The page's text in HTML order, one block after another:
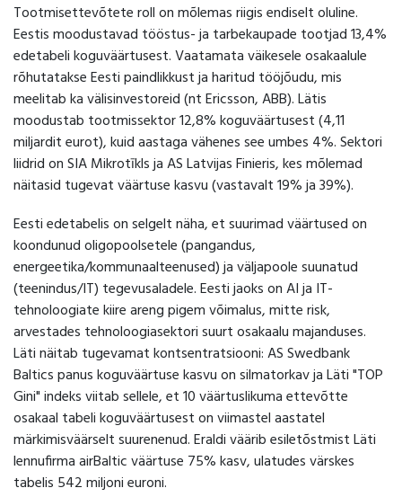
Tootmisettevõtete roll on mõlemas riigis endiselt oluline.
Eestis moodustavad tööstus- ja tarbekaupade tootjad 13,4%
edetabeli koguväärtusest. Vaatamata väikesele osakaalule
rõhutatakse Eesti paindlikkust ja haritud tööjõudu, mis
meelitab ka välisinvestoreid (nt Ericsson, ABB). Lätis
moodustab tootmissektor 12,8% koguväärtusest (4,11
miljardit eurot), kuid aastaga vähenes see umbes 4%. Sektori
liidrid on SIA Mikrotīkls ja AS Latvijas Finieris, kes mõlemad
näitasid tugevat väärtuse kasvu (vastavalt 19% ja 39%).
Eesti edetabelis on selgelt näha, et suurimad väärtused on
koondunud oligopoolsetele (pangandus,
energeetika/kommunaalteenused) ja väljapoole suunatud
(teenindus/IT) tegevusaladele. Eesti jaoks on AI ja IT-
tehnoloogiate kiire areng pigem võimalus, mitte risk,
arvestades tehnoloogiasektori suurt osakaalu majanduses.
Läti näitab tugevamat kontsentratsiooni: AS Swedbank
Baltics panus koguväärtuse kasvu on silmatorkav ja Läti "TOP
Gini" indeks viitab sellele, et 10 väärtuslikuma ettevõtte
osakaal tabeli koguväärtusest on viimastel aastatel
märkimisväärselt suurenenud. Eraldi väärib esiletõstmist Läti
lennufirma airBaltic väärtuse 75% kasv, ulatudes värskes
tabelis 542 miljoni euroni.